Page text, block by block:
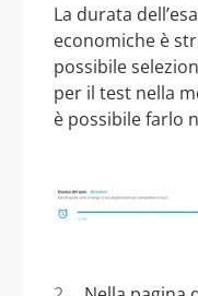
La durata
economiche è
possibile
per il test nella
è possibile farlo